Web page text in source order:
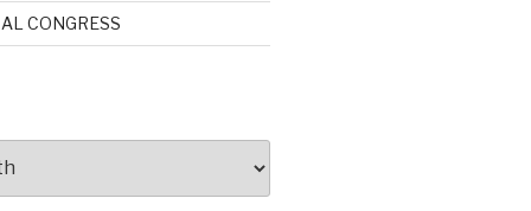
CONGRESS